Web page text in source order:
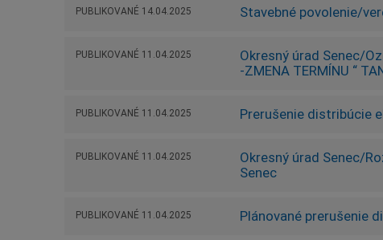
PUBLIKOVANÉ 14.04.2025 Stavebné povolenie/
PUBLIKOVANÉ 11.04.2025
Okresný úrad Senec/
-ZMENA TERMÍNU “
PUBLIKOVANÉ 11.04.2025 Prerušenie distribúcie
PUBLIKOVANÉ 11.04.2025
Okresný úrad Senec/
Senec
PUBLIKOVANÉ 11.04.2025 Plánované prerušenie